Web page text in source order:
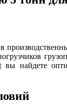
вы найдете